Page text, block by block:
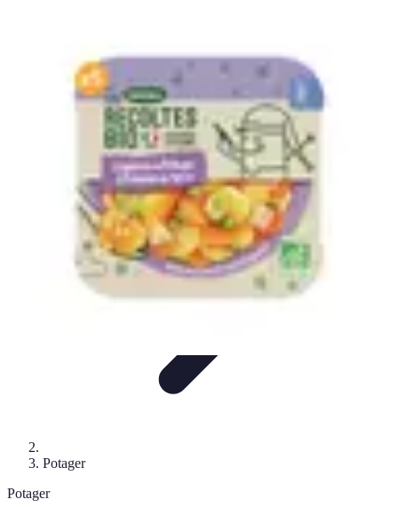
Passion Jardinage
Potager
Potager